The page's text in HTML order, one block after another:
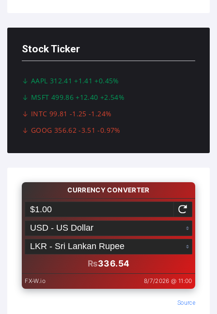
Stock Ticker
AAPL 312.41 +1.41 +0.45%
MSFT 499.86 +12.40 +2.54%
INTC 99.81 -1.25 -1.24%
GOOG 356.62 -3.51 -0.97%
Source